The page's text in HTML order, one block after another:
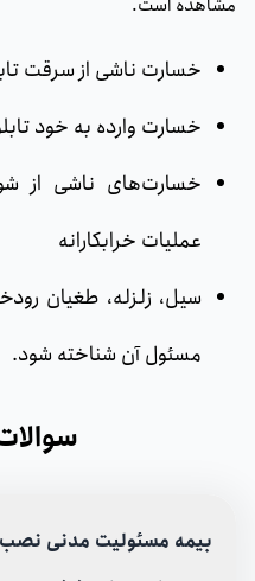
خسارت ناشی از سرقت
خسارت وارده به خود
خسارت‌های ناشی از
عملیات خرابکارانه
سیل، زلزله، طغیان
مسئول آن شناخته شود.
بیمه مسئولیت مدنی نصب